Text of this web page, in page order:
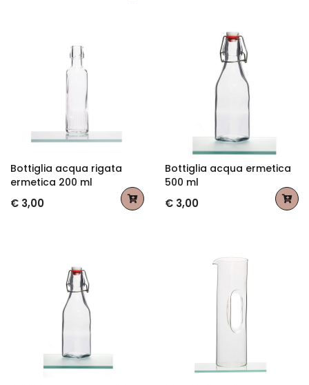
Bottiglia acqua rigata
ermetica 200 ml
€ 3,00
Bottiglia acqua ermetica
500 ml
€ 3,00